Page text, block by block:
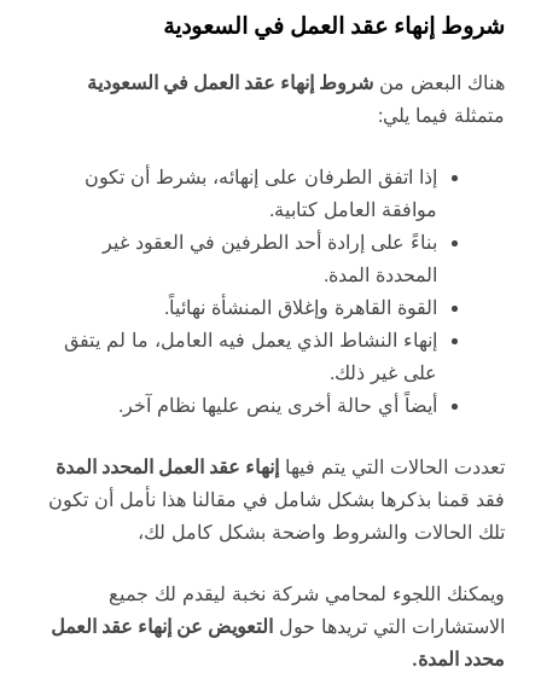
شروط إنهاء عقد العمل في السعودية
هناك البعض من شروط إنهاء عقد العمل في السعودية
متمثلة فيما يلي:
إذا اتفق الطرفان على إنهائه، بشرط أن تكون
موافقة العامل كتابية.
بناءً على إرادة أحد الطرفين في العقود غير
المحددة المدة.
القوة القاهرة وإغلاق المنشأة نهائياً.
إنهاء النشاط الذي يعمل فيه العامل، ما لم يتفق
على غير ذلك.
أيضاً أي حالة أخرى ينص عليها نظام آخر.
تعددت الحالات التي يتم فيها إنهاء عقد العمل المحدد المدة
فقد قمنا بذكرها بشكل شامل في مقالنا هذا نأمل أن تكون
تلك الحالات والشروط واضحة بشكل كامل لك،
ويمكنك اللجوء لمحامي شركة نخبة ليقدم لك جميع
الاستشارات التي تريدها حول التعويض عن إنهاء عقد العمل
محدد المدة.